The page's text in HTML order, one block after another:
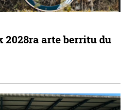
2028ra arte berritu du